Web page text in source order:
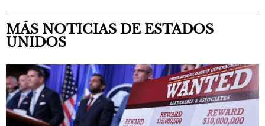
MÁS NOTICIAS DE ESTADOS
UNIDOS